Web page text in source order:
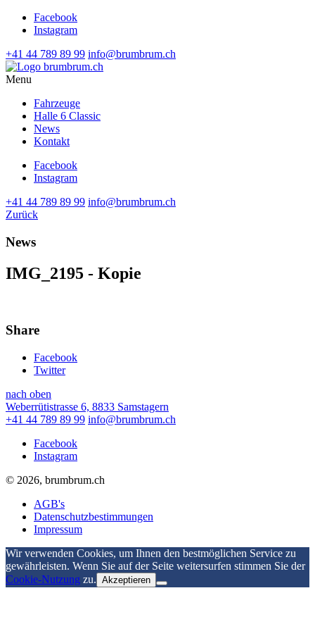
Facebook
Instagram
+41 44 789 89 99 info@brumbrum.ch
Menu
Fahrzeuge
Halle 6 Classic
News
Kontakt
Facebook
Instagram
+41 44 789 89 99 info@brumbrum.ch
Zurück
News
IMG_2195 - Kopie
Share
Facebook
Twitter
nach oben
Weberrütistrasse 6, 8833 Samstagern
+41 44 789 89 99 info@brumbrum.ch
Facebook
Instagram
© 2026, brumbrum.ch
AGB's
Datenschutzbestimmungen
Impressum
Wir verwenden Cookies, um Ihnen den bestmöglichen Service zu
gewährleisten. Wenn Sie auf der Seite weitersurfen stimmen Sie der
Cookie-Nutzung zu. Akzeptieren